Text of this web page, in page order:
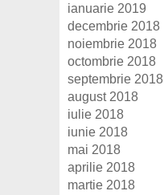
ianuarie 2019
decembrie 2018
noiembrie 2018
octombrie 2018
septembrie 2018
august 2018
iulie 2018
iunie 2018
mai 2018
aprilie 2018
martie 2018